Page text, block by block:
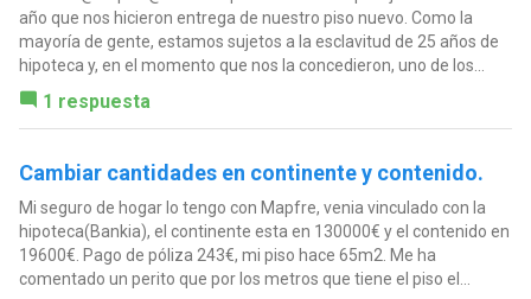
año que nos hicieron entrega de nuestro piso nuevo. Como la
mayoría de gente, estamos sujetos a la esclavitud de 25 años de
hipoteca y, en el momento que nos la concedieron, uno de los...
1 respuesta
Cambiar cantidades en continente y contenido.
Mi seguro de hogar lo tengo con Mapfre, venia vinculado con la
hipoteca(Bankia), el continente esta en 130000€ y el contenido en
19600€. Pago de póliza 243€, mi piso hace 65m2. Me ha
comentado un perito que por los metros que tiene el piso el...